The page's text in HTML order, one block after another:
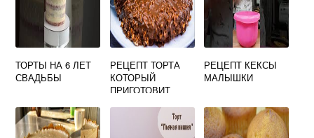
ТОРТЫ НА 6 ЛЕТ
СВАДЬБЫ
РЕЦЕПТ ТОРТА
КОТОРЫЙ
ПРИГОТОВИТ
РЕЦЕПТ КЕКСЫ
МАЛЫШКИ